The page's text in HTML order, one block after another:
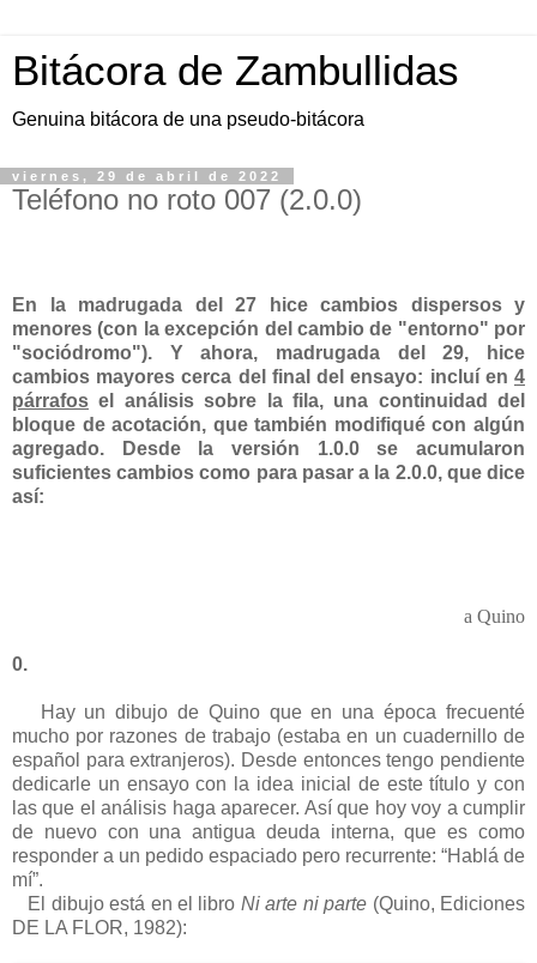
Bitácora de Zambullidas
Genuina bitácora de una pseudo-bitácora
viernes, 29 de abril de 2022
Teléfono no roto 007 (2.0.0)
En la madrugada del 27 hice cambios dispersos y
menores (con la excepción del cambio de "entorno" por
"sociódromo"). Y ahora, madrugada del 29, hice
cambios mayores cerca del final del ensayo: incluí en 4
párrafos el análisis sobre la fila, una continuidad del
bloque de acotación, que también modifiqué con algún
agregado. Desde la versión 1.0.0 se acumularon
suficientes cambios como para pasar a la 2.0.0, que dice
así:
a Quino
0.
Hay un dibujo de Quino que en una época frecuenté
mucho por razones de trabajo (estaba en un cuadernillo de
español para extranjeros). Desde entonces tengo pendiente
dedicarle un ensayo con la idea inicial de este título y con
las que el análisis haga aparecer. Así que hoy voy a cumplir
de nuevo con una antigua deuda interna, que es como
responder a un pedido espaciado pero recurrente: “Hablá de
mí”.
El dibujo está en el libro Ni arte ni parte (Quino, Ediciones
DE LA FLOR, 1982):